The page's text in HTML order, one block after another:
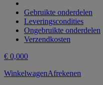
Gebruikte onderdelen
Leveringscondities
Ongebruikte onderdelen
Verzendkosten
€ 0,000
WinkelwagenAfrekenen